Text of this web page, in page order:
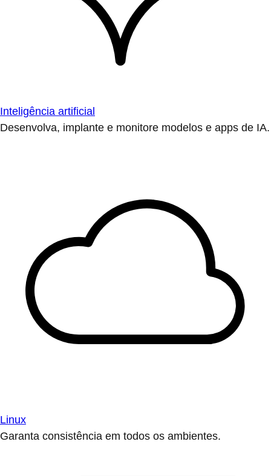
Inteligência artificial
Desenvolva, implante e monitore modelos e apps de IA.
Linux
Garanta consistência em todos os ambientes.